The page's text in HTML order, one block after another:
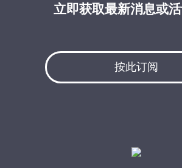
立即获取最新消息或
按此订阅